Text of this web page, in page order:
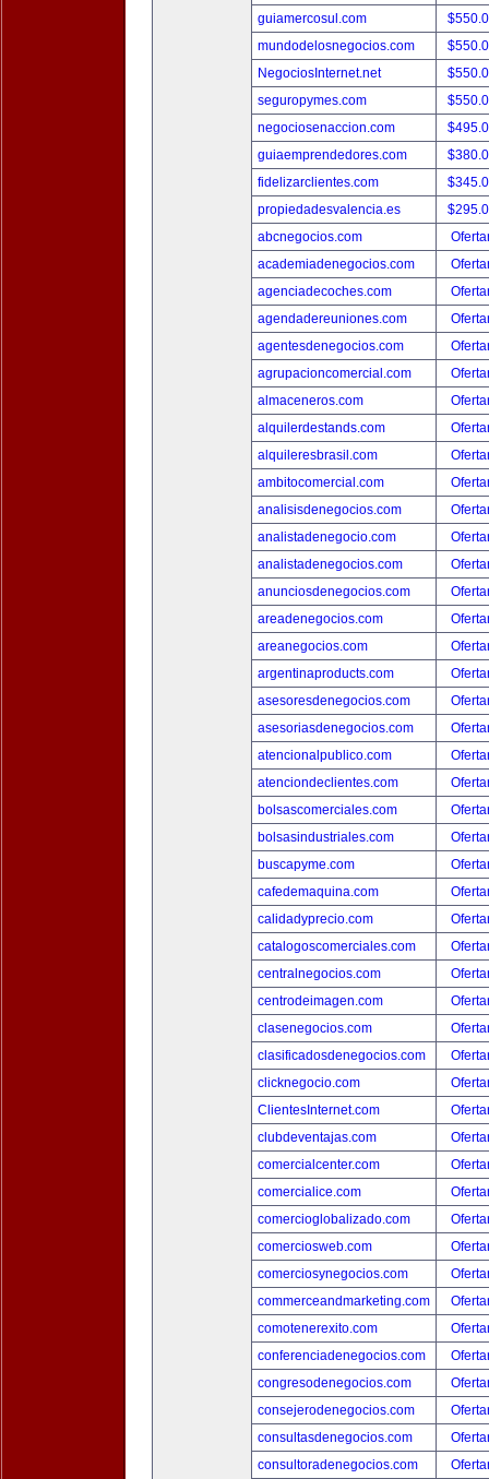
guiamercosul.com
mundodelosnegocios.com
NegociosInternet.net
seguropymes.com
negociosenaccion.com
guiaemprendedores.com
fidelizarclientes.com
propiedadesvalencia.es
abcnegocios.com
academiadenegocios.com
agenciadecoches.com
agendadereuniones.com
agentesdenegocios.com
agrupacioncomercial.com
almaceneros.com
alquilerdestands.com
alquileresbrasil.com
ambitocomercial.com
analisisdenegocios.com
analistadenegocio.com
analistadenegocios.com
anunciosdenegocios.com
areadenegocios.com
areanegocios.com
argentinaproducts.com
asesoresdenegocios.com
asesoriasdenegocios.com
atencionalpublico.com
atenciondeclientes.com
bolsascomerciales.com
bolsasindustriales.com
buscapyme.com
cafedemaquina.com
calidadyprecio.com
catalogoscomerciales.com
centralnegocios.com
centrodeimagen.com
clasenegocios.com
clasificadosdenegocios.com
clicknegocio.com
ClientesInternet.com
clubdeventajas.com
comercialcenter.com
comercialice.com
comercioglobalizado.com
comerciosweb.com
comerciosynegocios.com
commerceandmarketing.com
comotenerexito.com
conferenciadenegocios.com
congresodenegocios.com
consejerodenegocios.com
consultasdenegocios.com
consultoradenegocios.com